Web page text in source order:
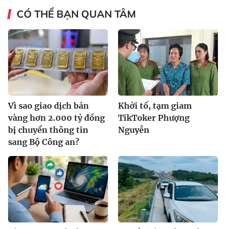
CÓ THỂ BẠN QUAN TÂM
Vì sao giao dịch bán
vàng hơn 2.000 tỷ đồng
bị chuyển thông tin
sang Bộ Công an?
Khởi tố, tạm giam
TikToker Phượng
Nguyễn